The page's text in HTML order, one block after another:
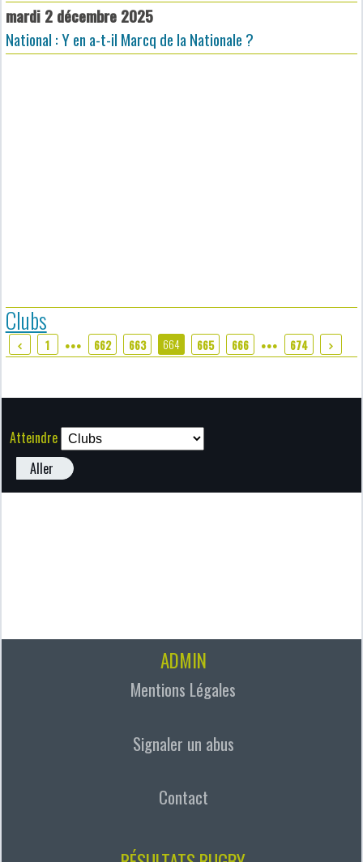
mardi 2 décembre 2025
National : Y en a-t-il Marcq de la Nationale ?
Clubs
1 ●●● 662 663 664 665 666 ●●● 674
Atteindre
Aller
ADMIN
Mentions Légales
Signaler un abus
Contact